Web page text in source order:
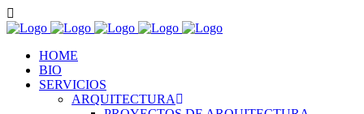
HOME
BIO
SERVICIOS
ARQUITECTURA